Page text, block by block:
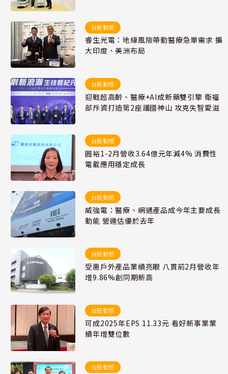
台股動態
睿生光電：地緣風險帶動醫療急單需求 擴
大印度、美洲布局
台股動態
迎戰超高齡、醫療+AI成新藥雙引擎 衛福
部斥資打造第2座護國神山 攻克失智愛滋
台股動態
圓裕1-2月營收3.64億元年減4% 消費性
電載應用穩定成長
台股動態
威強電：醫療、網通產品成今年主要成長
動能 營運估優於去年
台股動態
受惠戶外產品業績亮眼 八貫前2月營收年
增9.86%創同期新高
台股動態
可成2025年EPS 11.33元 看好新事業業
績年增雙位數
台股動態